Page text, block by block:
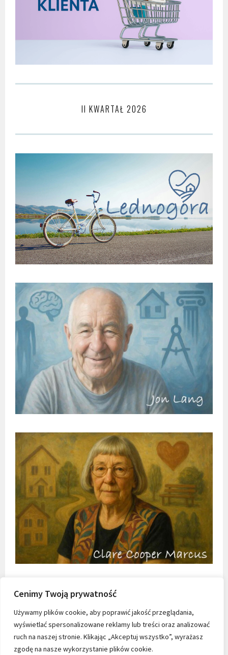
Cenimy Twoją prywatność
Używamy plików cookie, aby poprawić jakość przeglądania,
wyświetlać spersonalizowane reklamy lub treści oraz analizować
ruch na naszej stronie. Klikając „Akceptuj wszystko”, wyrażasz
zgodę na nasze wykorzystanie plików cookie.
II KWARTAŁ 2026